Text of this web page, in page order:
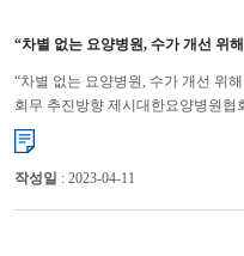
“차별 없는 요양병원, 수가 개선 위
“차별 없는 요양병원, 수가 개선 위
회무 추진방향 제시대한요양병원협
차별 받지 않도록 하고, 수가를 개선
작성일 : 2023-04-11